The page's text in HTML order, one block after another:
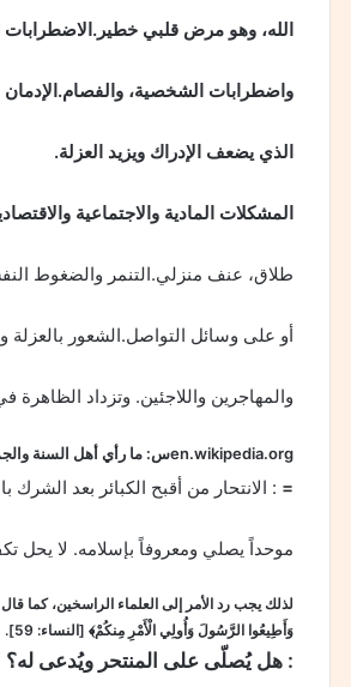
الله، وهو مرض قلبي خطير.الاضطرابات
واضطرابات الشخصية،
الذي يضعف الإدراك ويزيد العزلة.
المشكلات المادية والاجتماعية
طلاق، عنف منزلي.التنمر والضغوط
أو على وسائل التواصل.الشعور
والمهاجرين واللاجئين. وتزداد
en.wikipedia.orgس: ما رأي أهل السنة والجماعة في المنتحر؟
= : الانتحار من أقبح الكبائر بعد
موحداً يصلي ومعروفاً بإسلامه. لا يحل
لذلك يجب رد الأمر إلى العلماء الراسخين، كما
وَأَطِيعُوا الرَّسُولَ وَأُولِي الْأَمْرِ مِنكُمْ﴾ [النساء: 59].
: هل يُصلّى على المنتحر ويُدعى له؟